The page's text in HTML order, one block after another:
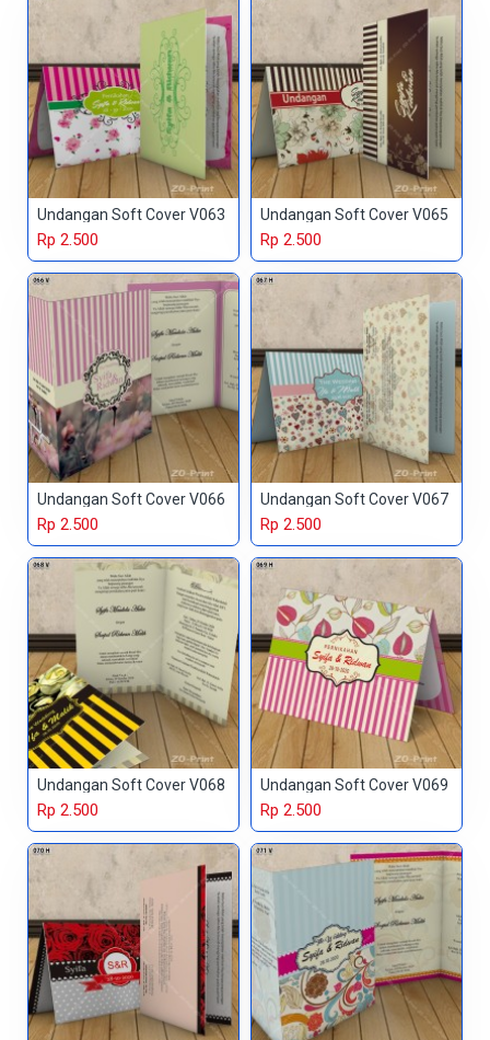
Undangan Soft Cover V063
Rp 2.500
Undangan Soft Cover V065
Rp 2.500
Undangan Soft Cover V066
Rp 2.500
Undangan Soft Cover V067
Rp 2.500
Undangan Soft Cover V068
Rp 2.500
Undangan Soft Cover V069
Rp 2.500